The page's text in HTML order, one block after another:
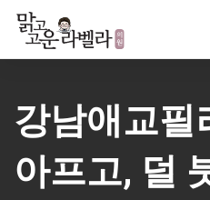
Skip
content
강남애교필
아프고, 덜